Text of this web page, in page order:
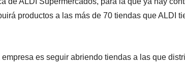
productos a las más de 70 tiendas que ALDI
es seguir abriendo tiendas a las que